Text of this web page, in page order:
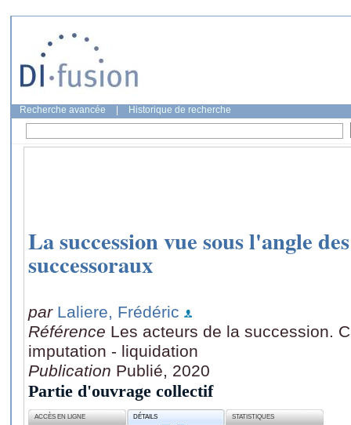
Recherche avancée Historique de recherche
La succession vue sous l'angle
successoraux
par Laliere, Frédéric
Référence Les acteurs de la succession.
imputation - liquidation
Publication Publié, 2020
Partie d'ouvrage collectif
ACCÈS EN LIGNE DÉTAILS STATISTIQUES